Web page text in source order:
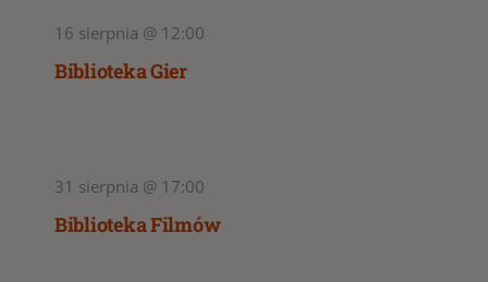
16 sierpnia @ 12:00
Biblioteka Gier
31 sierpnia @ 17:00
Biblioteka Filmów